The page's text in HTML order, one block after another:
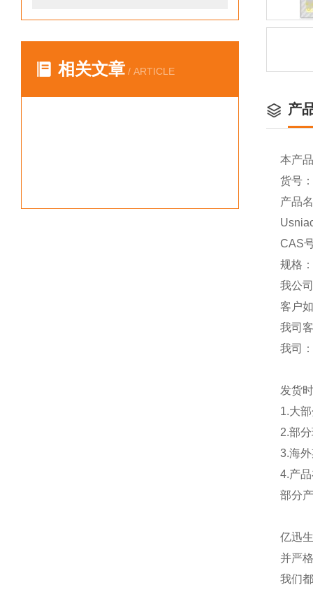
相关文章 / ARTICLE
产
本产
货号
产品
CAS
规格
我公
客户
我司
我司
发货
1.大
2.部
3.海
4.产
部分
亿迅
并严
我们